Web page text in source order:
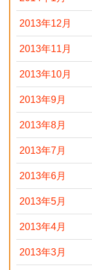
2013年12月
2013年11月
2013年10月
2013年9月
2013年8月
2013年7月
2013年6月
2013年5月
2013年4月
2013年3月